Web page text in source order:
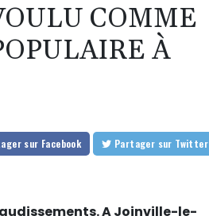
COMME
À
sur Facebook Partager sur Twitter
A Joinville-le-